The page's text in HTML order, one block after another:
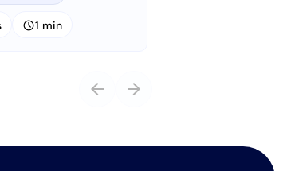
schedule1 min
arrow_back arrow_forward